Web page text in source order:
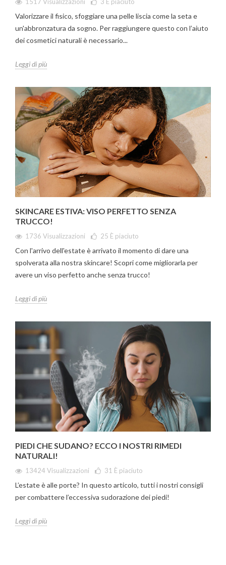
Valorizzare il fisico, sfoggiare una pelle liscia come la seta e
un'abbronzatura da sogno. Per raggiungere questo con l’aiuto
dei cosmetici naturali è necessario...
Leggi di più
SKINCARE ESTIVA: VISO PERFETTO SENZA
TRUCCO!
1736 Visualizzazioni 25 È piaciuto
Con l'arrivo dell'estate è arrivato il momento di dare una
spolverata alla nostra skincare! Scopri come migliorarla per
avere un viso perfetto anche senza trucco!
Leggi di più
PIEDI CHE SUDANO? ECCO I NOSTRI RIMEDI
NATURALI!
13424 Visualizzazioni 31 È piaciuto
L’estate è alle porte? In questo articolo, tutti i nostri consigli
per combattere l’eccessiva sudorazione dei piedi!
Leggi di più